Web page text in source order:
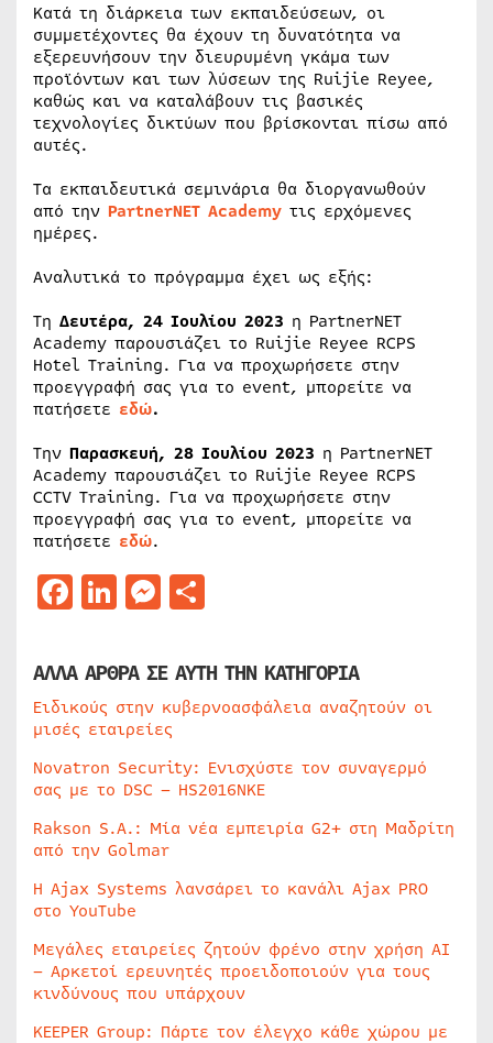
Κατά τη διάρκεια των εκπαιδεύσεων, οι
συμμετέχοντες θα έχουν τη δυνατότητα να
εξερευνήσουν την διευρυμένη γκάμα των
προϊόντων και των λύσεων της Ruijie Reyee,
καθώς και να καταλάβουν τις βασικές
τεχνολογίες δικτύων που βρίσκονται πίσω από
αυτές.
Τα εκπαιδευτικά σεμινάρια θα διοργανωθούν
από την PartnerNET Academy τις ερχόμενες
ημέρες.
Αναλυτικά το πρόγραμμα έχει ως εξής:
Τη Δευτέρα, 24 Ιουλίου 2023 η PartnerNET
Academy παρουσιάζει το Ruijie Reyee RCPS
Hotel Training. Για να προχωρήσετε στην
προεγγραφή σας για το event, μπορείτε να
πατήσετε εδώ.
Την Παρασκευή, 28 Ιουλίου 2023 η PartnerNET
Academy παρουσιάζει το Ruijie Reyee RCPS
CCTV Training. Για να προχωρήσετε στην
προεγγραφή σας για το event, μπορείτε να
πατήσετε εδώ.
Facebook
LinkedIn
Messenger
ΑΛΛΑ ΑΡΘΡΑ ΣΕ ΑΥΤΗ ΤΗΝ ΚΑΤΗΓΟΡΙΑ
Ειδικούς στην κυβερνοασφάλεια αναζητούν οι
μισές εταιρείες
Novatron Security: Ενισχύστε τον συναγερμό
σας με το DSC – HS2016NKE
Rakson S.A.: Μία νέα εμπειρία G2+ στη Μαδρίτη
από την Golmar
Η Ajax Systems λανσάρει το κανάλι Ajax PRO
στο YouTube
Μεγάλες εταιρείες ζητούν φρένο στην χρήση AI
– Αρκετοί ερευνητές προειδοποιούν για τους
κινδύνους που υπάρχουν
KEEPER Group: Πάρτε τον έλεγχο κάθε χώρου με